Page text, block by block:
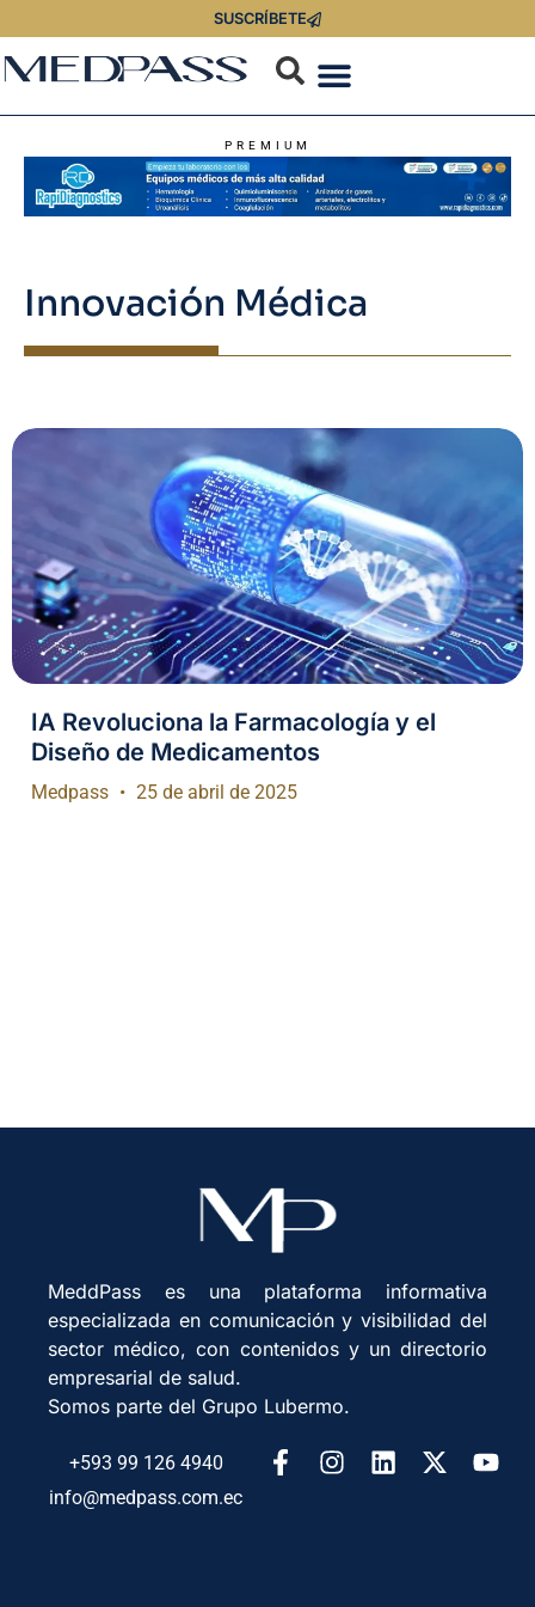
SUSCRÍBETE
PREMIUM
Innovación Médica
IA Revoluciona la Farmacología y el
Diseño de Medicamentos
Medpass 25 de abril de 2025
MeddPass es una plataforma informativa
especializada en comunicación y visibilidad del
sector médico, con contenidos y un directorio
empresarial de salud.
Somos parte del Grupo Lubermo.
+593 99 126 4940
info@medpass.com.ec